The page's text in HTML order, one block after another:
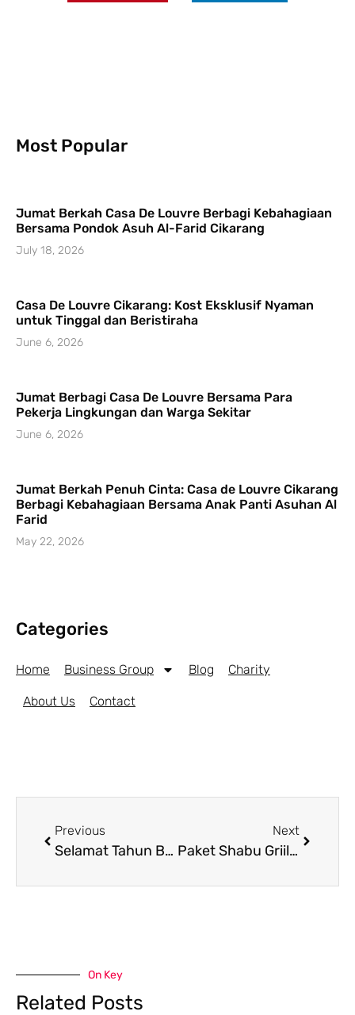
Most Popular
Jumat Berkah Casa De Louvre Berbagi Kebahagiaan
Bersama Pondok Asuh Al-Farid Cikarang
July 18, 2026
Casa De Louvre Cikarang: Kost Eksklusif Nyaman
untuk Tinggal dan Beristiraha
June 6, 2026
Jumat Berbagi Casa De Louvre Bersama Para
Pekerja Lingkungan dan Warga Sekitar
June 6, 2026
Jumat Berkah Penuh Cinta: Casa de Louvre Cikarang
Berbagi Kebahagiaan Bersama Anak Panti Asuhan Al
Farid
May 22, 2026
Categories
Home Business Group Blog Charity
About Us Contact
Previous
Selamat Tahun Baru Islam 1445 H
Next
Paket Shabu Griil di Umm A Yumy Karawang
On Key
Related Posts